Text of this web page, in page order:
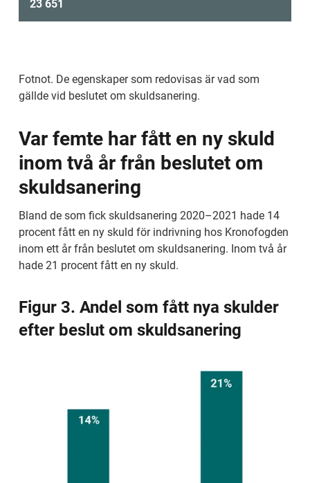
23 651
Fotnot. De egenskaper som redovisas är vad som
gällde vid beslutet om skuldsanering.
Var femte har fått en ny skuld
inom två år från beslutet om
skuldsanering
Bland de som fick skuldsanering 2020–2021 hade 14
procent fått en ny skuld för indrivning hos Kronofogden
inom ett år från beslutet om skuldsanering. Inom två år
hade 21 procent fått en ny skuld.
Figur 3. Andel som fått nya skulder
efter beslut om skuldsanering